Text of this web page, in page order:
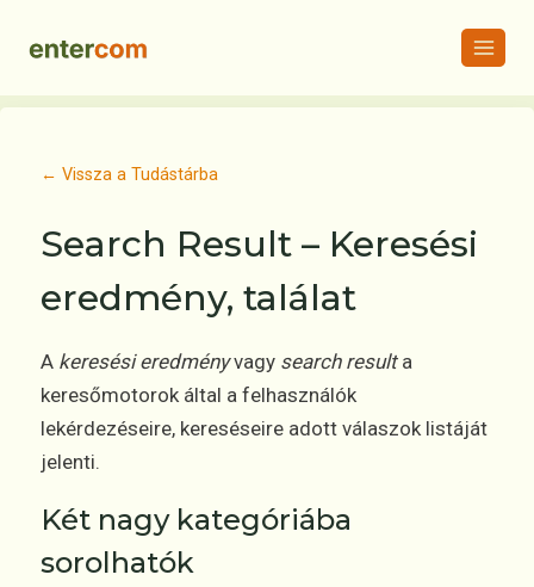
← Vissza a Tudástárba
Search Result – Keresési
eredmény, találat
A keresési eredményvagy search resulta
keresőmotorok által a felhasználók
lekérdezéseire, kereséseire adott válaszok listáját
jelenti.
Két nagy kategóriába
sorolhatók